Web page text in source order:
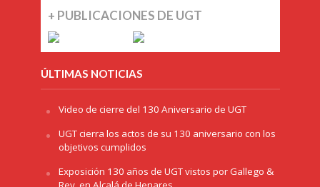
+ PUBLICACIONES DE UGT
ÚLTIMAS NOTICIAS
Video de cierre del 130 Aniversario de UGT
UGT cierra los actos de su 130 aniversario con los
objetivos cumplidos
Exposición 130 años de UGT vistos por Gallego &